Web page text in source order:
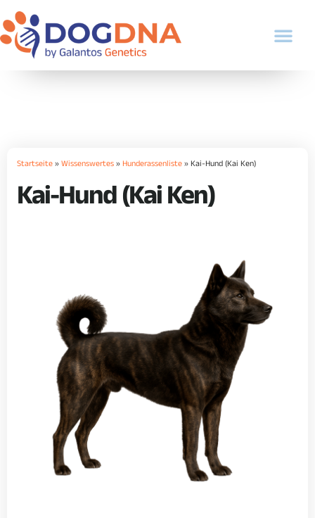
Startseite»Wissenswertes» Hunderassenliste» Kai-Hund (Kai Ken)
Kai-Hund (Kai Ken)